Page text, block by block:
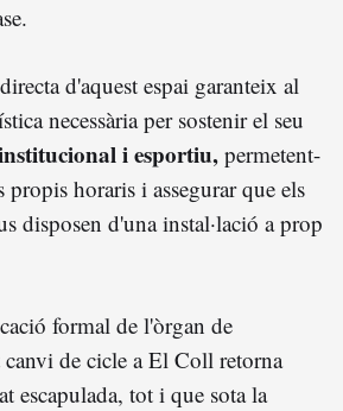
d'aquest espai garanteix al
necessària per sostenir el seu
i esportiu, permetent-
propis horaris i assegurar que els
disposen d'una instal·lació a prop
formal de l'òrgan de
canvi de cicle a El Coll retorna
escapulada, tot i que sota la